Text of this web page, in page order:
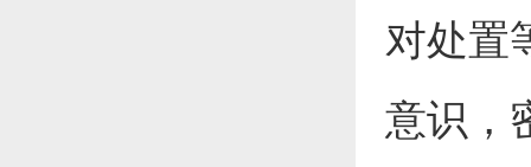
对处置
意识，